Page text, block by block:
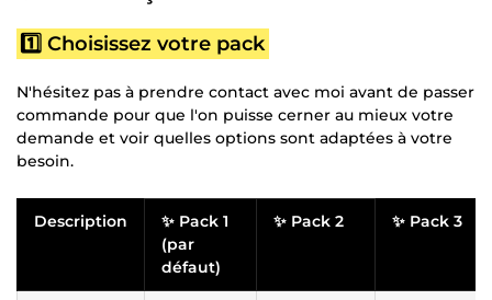
1️⃣ Choisissez votre pack
N'hésitez pas à prendre contact avec moi avant de passer
commande pour que l'on puisse cerner au mieux votre
demande et voir quelles options sont adaptées à votre
besoin.
Description
✨ Pack 1
(par
défaut)
✨ Pack 2 ✨ Pack 3